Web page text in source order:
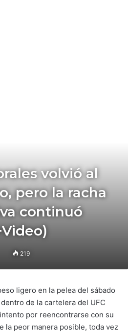
volvió al
pero la racha
continuó
219
ligero en la pelea del sábado
de la cartelera del UFC
por reencontrarse con su
la peor manera posible, toda vez